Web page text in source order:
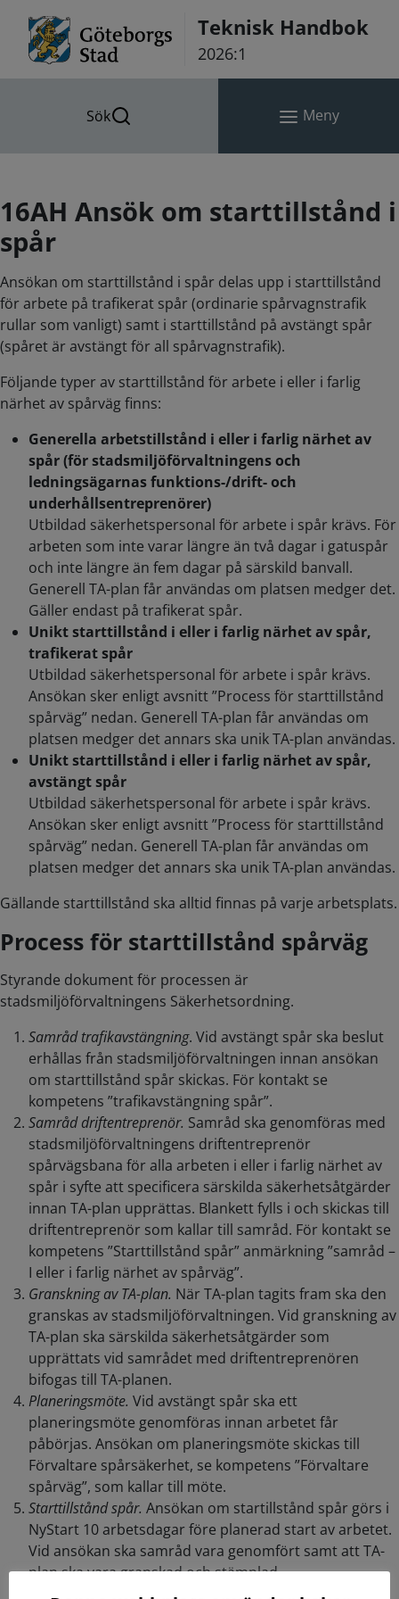
Teknisk Handbok
2026:1
Sök Meny
16AH Ansök om starttillstånd i
spår
Ansökan om starttillstånd i spår delas upp i starttillstånd
för arbete på trafikerat spår (ordinarie spårvagnstrafik
rullar som vanligt) samt i starttillstånd på avstängt spår
(spåret är avstängt för all spårvagnstrafik).
Följande typer av starttillstånd för arbete i eller i farlig
närhet av spårväg finns:
Generella arbetstillstånd i eller i farlig närhet av
spår (för stadsmiljöförvaltningens och
ledningsägarnas funktions-/drift- och
underhållsentreprenörer)
Utbildad säkerhetspersonal för arbete i spår krävs. För
arbeten som inte varar längre än två dagar i gatuspår
och inte längre än fem dagar på särskild banvall.
Generell TA-plan får användas om platsen medger det.
Gäller endast på trafikerat spår.
Unikt starttillstånd i eller i farlig närhet av spår,
trafikerat spår
Utbildad säkerhetspersonal för arbete i spår krävs.
Ansökan sker enligt avsnitt ”Process för starttillstånd
spårväg” nedan. Generell TA-plan får användas om
platsen medger det annars ska unik TA-plan användas.
Unikt starttillstånd i eller i farlig närhet av spår,
avstängt spår
Utbildad säkerhetspersonal för arbete i spår krävs.
Ansökan sker enligt avsnitt ”Process för starttillstånd
spårväg” nedan. Generell TA-plan får användas om
platsen medger det annars ska unik TA-plan användas.
Gällande starttillstånd ska alltid finnas på varje arbetsplats.
Process för starttillstånd spårväg
Styrande dokument för processen är
stadsmiljöförvaltningens Säkerhetsordning.
Samråd trafikavstängning. Vid avstängt spår ska beslut
erhållas från stadsmiljöförvaltningen innan ansökan
om starttillstånd spår skickas. För kontakt se
kompetens ”trafikavstängning spår”.
Samråd driftentreprenör. Samråd ska genomföras med
stadsmiljöförvaltningens driftentreprenör
spårvägsbana för alla arbeten i eller i farlig närhet av
spår i syfte att specificera särskilda säkerhetsåtgärder
innan TA-plan upprättas. Blankett fylls i och skickas till
driftentreprenör som kallar till samråd. För kontakt se
kompetens ”Starttillstånd spår” anmärkning ”samråd –
I eller i farlig närhet av spårväg”.
Granskning av TA-plan. När TA-plan tagits fram ska den
granskas av stadsmiljöförvaltningen. Vid granskning av
TA-plan ska särskilda säkerhetsåtgärder som
upprättats vid samrådet med driftentreprenören
bifogas till TA-planen.
Planeringsmöte. Vid avstängt spår ska ett
planeringsmöte genomföras innan arbetet får
påbörjas. Ansökan om planeringsmöte skickas till
Förvaltare spårsäkerhet, se kompetens ”Förvaltare
spårväg”, som kallar till möte.
Starttillstånd spår. Ansökan om startillstånd spår görs i
NyStart 10 arbetsdagar före planerad start av arbetet.
Vid ansökan ska samråd vara genomfört samt att TA-
plan ska vara granskad och stämplad.
När allt är korrekt inlagt i NyStart skickas underlagen